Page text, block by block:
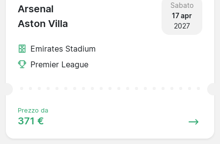
Arsenal
Aston Villa
Sabato
17 apr
2027
Emirates Stadium
Premier League
Prezzo da
371 €